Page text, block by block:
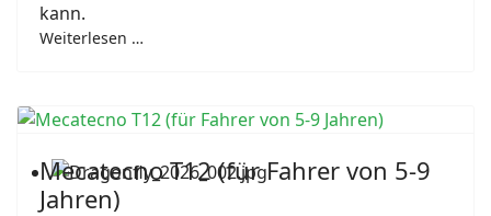
kann.
Weiterlesen …
Mecatecno T12 (für Fahrer von 5-9
Jahren)